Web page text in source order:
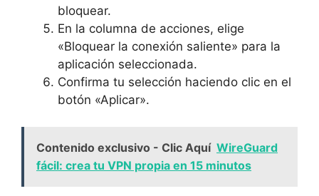
bloquear.
En la columna de acciones, elige
«Bloquear la conexión saliente» para la
aplicación seleccionada.
Confirma tu selección haciendo clic en el
botón «Aplicar».
Contenido exclusivo - Clic Aquí WireGuard
fácil: crea tu VPN propia en 15 minutos